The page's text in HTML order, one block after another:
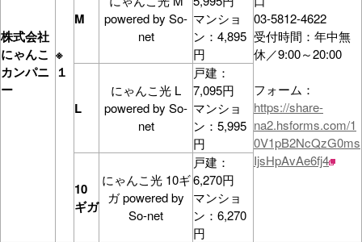
株式会社
にゃんこ
カンパニ
ー
※
１
03-5812-4622
受付時間：年中無
休／9:00～20:00
フォーム：
https://share-
na2.hsforms.com/1
0V1pB2NcQzG0ms
IjsHpAvAe6fj4
M
powered by So-
net
マンショ
ン：4,895
円
L
にゃんこ光 L
powered by So-
net
戸建：
7,095円
マンショ
ン：5,995
円
10
ギガ
にゃんこ光 10ギ
ガ powered by
So-net
戸建：
6,270円
マンショ
ン：6,270
円